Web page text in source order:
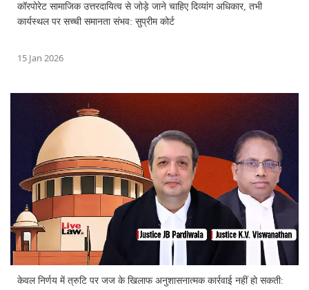
कॉरपोरेट सामाजिक उत्तरदायित्व से जोड़े जाने चाहिए दिव्यांग अधिकार, तभी
कार्यस्थल पर सच्ची समानता संभव: सुप्रीम कोर्ट
15 Jan 2026
केवल निर्णय में त्रुटि पर जज के खिलाफ अनुशासनात्मक कार्रवाई नहीं हो सकती: